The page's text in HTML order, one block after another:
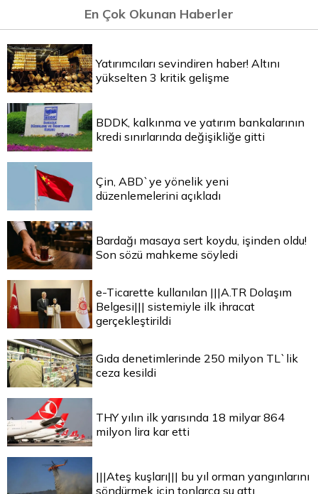
En Çok Okunan Haberler
Yatırımcıları sevindiren haber! Altını
yükselten 3 kritik gelişme
BDDK, kalkınma ve yatırım bankalarının
kredi sınırlarında değişikliğe gitti
Çin, ABD`ye yönelik yeni
düzenlemelerini açıkladı
Bardağı masaya sert koydu, işinden oldu!
Son sözü mahkeme söyledi
e-Ticarette kullanılan |||A.TR Dolaşım
Belgesi||| sistemiyle ilk ihracat
gerçekleştirildi
Gıda denetimlerinde 250 milyon TL`lik
ceza kesildi
THY yılın ilk yarısında 18 milyar 864
milyon lira kar etti
|||Ateş kuşları||| bu yıl orman yangınlarını
söndürmek için tonlarca su attı